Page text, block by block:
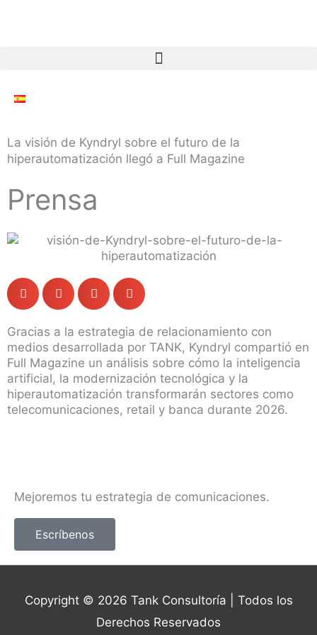
La visión de Kyndryl sobre el futuro de la
hiperautomatización llegó a Full Magazine
Prensa
Gracias a la estrategia de relacionamiento con
medios desarrollada por TANK, Kyndryl compartió en
Full Magazine un análisis sobre cómo la inteligencia
artificial, la modernización tecnológica y la
hiperautomatización transformarán sectores como
telecomunicaciones, retail y banca durante 2026.
Mejoremos tu estrategia de comunicaciones.
Escríbenos
Copyright © 2026 Tank Consultoría | Todos los
Derechos Reservados